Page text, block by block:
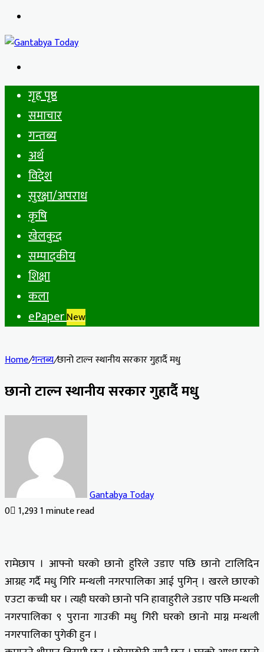
for
गृह पृष्ठ
समाचार
गन्तब्य
अर्थ
विदेश
सुरक्षा/अपराध
कृषि
खेलकुद
सम्पादकीय
शिक्षा
कला
ePaperNew
Home/गन्तब्य/छानो टाल्न स्थानीय सरकार गुहार्दै मधु
छानो टाल्न स्थानीय सरकार गुहार्दै मधु
Gantabya Today
0 1,2931 minute read
रामेछाप । आफ्नो घरको छानो हुरिले उडाए पछि छानो टालिदिन
आग्रह गर्दै मधु गिरि मन्थली नगरपालिका आई पुगिन् । खरले छाएको
एउटा कच्ची घर । त्यही घरको छानो पनि हावाहुरीले उडाए पछि मन्थली
नगरपालिका ९ पुराना गाउकी मधु गिरी घरको छानो माग्न मन्थली
नगरपालिका पुगेकी हुन ।